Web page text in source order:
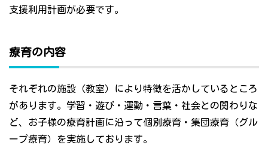
支援利用計画が必要です。
療育の内容
それぞれの施設（教室）により特徴を活かしているところ
があります。学習・遊び・運動・言葉・社会との関わりな
ど、お子様の療育計画に沿って個別療育・集団療育（グル
ープ療育）を実施しております。